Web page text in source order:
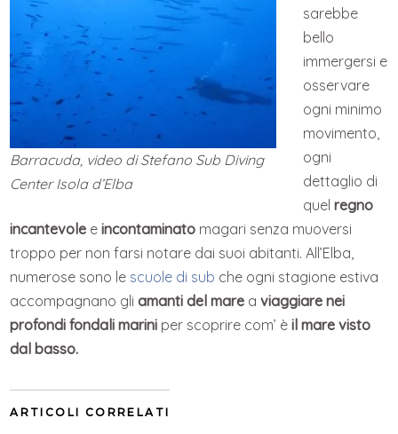
Barracuda, video di Stefano Sub Diving
Center Isola d’Elba
sarebbe
bello
immergersi e
osservare
ogni minimo
movimento,
ogni
dettaglio di
quelregno
incantevole eincontaminato magari senza muoversi
troppo per non farsi notare dai suoi abitanti. All’Elba,
numerose sono le scuole di sub che ogni stagione estiva
accompagnano gliamanti del mare aviaggiare nei
profondi fondali marini per scoprire com’ è il mare visto
dal basso.
ARTICOLI CORRELATI